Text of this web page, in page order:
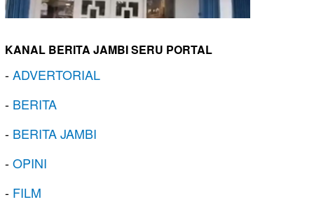
KANAL BERITA JAMBI SERU PORTAL
-ADVERTORIAL
- BERITA
- BERITA JAMBI
-OPINI
- FILM